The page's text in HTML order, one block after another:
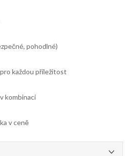
pohodlné)
každou příležitost
kombinaci
v ceně